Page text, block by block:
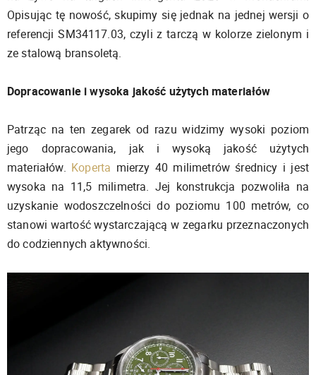
Opisując tę nowość, skupimy się jednak na jednej wersji o
referencji SM34117.03, czyli z tarczą w kolorze zielonym i
ze stalową bransoletą.
Dopracowanie i wysoka jakość użytych materiałów
Patrząc na ten zegarek od razu widzimy wysoki poziom
jego dopracowania, jak i wysoką jakość użytych
materiałów. Koperta mierzy 40 milimetrów średnicy i jest
wysoka na 11,5 milimetra. Jej konstrukcja pozwoliła na
uzyskanie wodoszczelności do poziomu 100 metrów, co
stanowi wartość wystarczającą w zegarku przeznaczonych
do codziennych aktywności.